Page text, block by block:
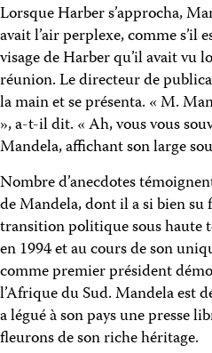
Lorsque Harber s’approcha,
avait l’air perplexe, comme s’il
visage de Harber qu’il avait vu
réunion. Le directeur de
la main et se présenta. « M.
», a-t-il dit. « Ah, vous vous
Mandela, affichant son large
Nombre d’anecdotes
de Mandela, dont il a si bien su
transition politique sous haute
en 1994 et au cours de son
comme premier président
l’Afrique du Sud. Mandela est
a légué à son pays une presse
fleurons de son riche héritage.